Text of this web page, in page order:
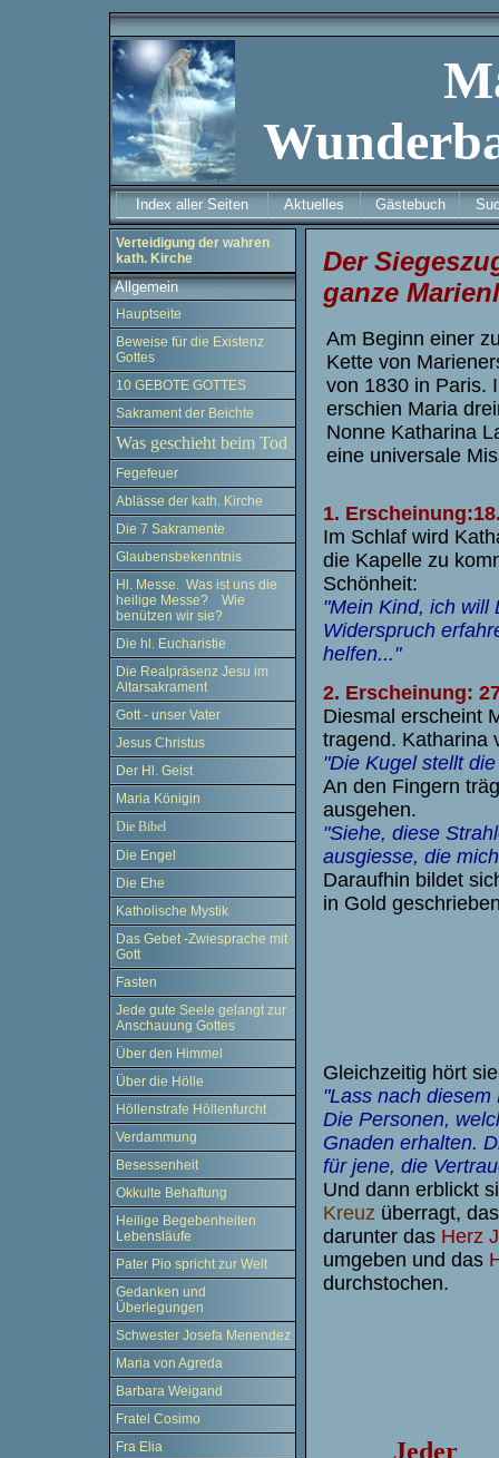
Index aller Seiten Aktuelles Gästebuch
Verteidigung der wahren
kath. Kirche
Allgemein
Hauptseite
Beweise für die Existenz
Gottes
10 GEBOTE GOTTES
Sakrament der Beichte
Was geschieht beim Tod
Fegefeuer
Ablässe der kath. Kirche
Die 7 Sakramente
Glaubensbekenntnis
Hl. Messe. Was ist uns die
heilige Messe? Wie
benützen wir sie?
Die hl. Eucharistie
Die Realpräsenz Jesu im
Altarsakrament
Gott - unser Vater
Jesus Christus
Der Hl. Geist
Maria Königin
Die Bibel
Die Engel
Die Ehe
Katholische Mystik
Das Gebet -Zwiesprache mit
Gott
Fasten
Jede gute Seele gelangt zur
Anschauung Gottes
Über den Himmel
Über die Hölle
Höllenstrafe Höllenfurcht
Verdammung
Besessenheit
Okkulte Behaftung
Heilige Begebenheiten
Lebensläufe
Pater Pio spricht zur Welt
Gedanken und
Überlegungen
Schwester Josefa Menendez
Maria von Agreda
Barbara Weigand
Fratel Cosimo
Fra Elia
Der
ganze
Am Beginn einer
Kette von
von 1830 in Paris.
erschien Maria
Nonne Katharina
eine universale
1.
Im Schlaf wird
die Kapelle zu
Schönheit:
"Mein Kind, ich will
Widerspruch
helfen..."
2. Erscheinung:
Diesmal erscheint
tragend. Katharina
"Die Kugel stellt
An den Fingern
ausgehen.
"Siehe, diese
ausgiesse, die
Daraufhin bildet
in Gold
Gleichzeitig hört
"Lass nach
Die Personen,
Gnaden erhalten.
für jene, die
Und dann erblickt
Kreuz überragt,
darunter das Herz
umgeben und das
durchstochen.
Jeder